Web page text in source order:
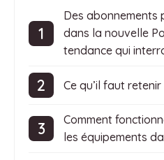
Des abonnements
dans la nouvelle
tendance qui
Ce qu’il faut retenir
Comment
les équipements